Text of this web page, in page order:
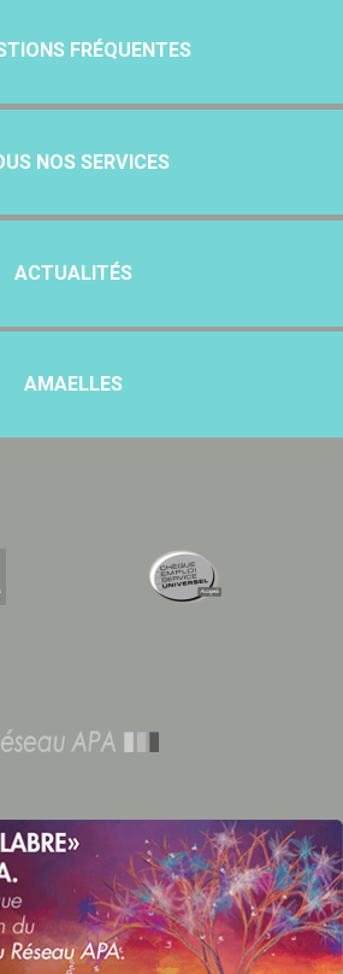
FRÉQUENTES
NOS SERVICES
ACTUALITÉS
AMAELLES